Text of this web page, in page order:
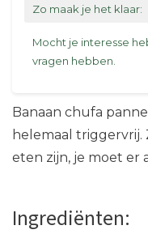
Banaan chufa
helemaal
eten zijn, je moet er
Ingrediënten:
Zo maak je het klaar:
Mocht je interesse
vragen hebben.